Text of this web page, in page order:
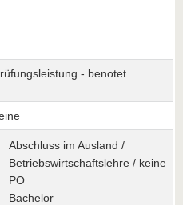
- benotet
Abschluss im Ausland /
Betriebswirtschaftslehre / keine
PO
Bachelor